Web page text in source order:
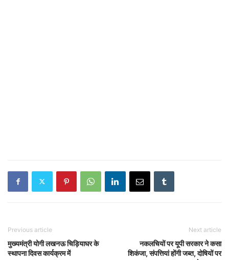
Previous article
मुख्यमंत्री योगी लखनऊ चिड़ियाघर के
स्थापना दिवस कार्यक्रम में
Next article
नकलचियों पर यूपी सरकार ने कसा
शिकंजा, संपत्तियां होंगी जब्त, दोषियों पर